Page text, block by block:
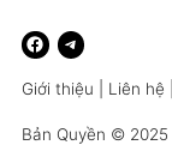
Giới thiệu Liên hệ
Bản Quyền © 2025